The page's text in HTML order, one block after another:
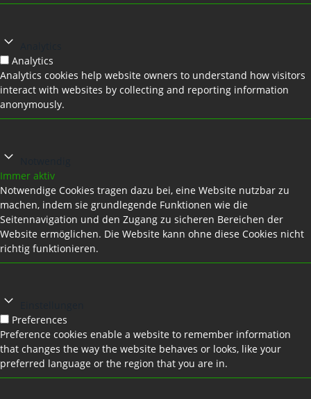
Analytics
Analytics cookies help website owners to understand how visitors
interact with websites by collecting and reporting information
anonymously.
Immer aktiv
Notwendige Cookies tragen dazu bei, eine Website nutzbar zu
machen, indem sie grundlegende Funktionen wie die
Seitennavigation und den Zugang zu sicheren Bereichen der
Website ermöglichen. Die Website kann ohne diese Cookies nicht
richtig funktionieren.
Preferences
Preference cookies enable a website to remember information
that changes the way the website behaves or looks, like your
preferred language or the region that you are in.